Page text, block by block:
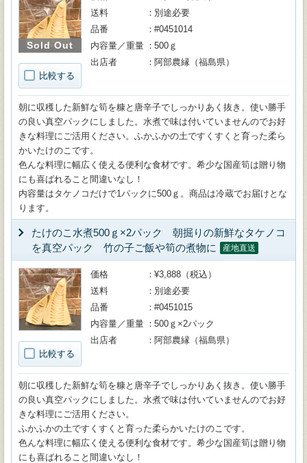
Sold Out
比較する
送料
別途必要
品番
#0451014
内容量／重量
500ｇ
出店者
阿部農縁（福島県）
朝に収穫した新鮮な筍を糠と唐辛子でしっかりあく抜き。使い勝手
の良い真空パックにしました。水煮で味は付いていませんのでお好
きな料理にご活用ください。ふかふかの土ですくすくと育った柔ら
かいたけのこです。
色んな料理に幅広く使える便利な食材です。希少な国産筍は贈り物
にも喜ばれること間違いなし！
内容量はタケノコだけで1パックに500ｇ。商品は冷蔵でお届けとな
ります。
たけのこ水煮500ｇ×2パック 朝掘りの新鮮なタケノコ
を真空パック 竹の子ご飯や筍の煮物に
産地直送
比較する
価格
¥3,888（税込）
送料
別途必要
品番
#0451015
内容量／重量
500ｇ×2パック
出店者
阿部農縁（福島県）
朝に収穫した新鮮な筍を糠と唐辛子でしっかりあく抜き。使い勝手
の良い真空パックにしました。水煮で味は付いていませんのでお好
きな料理にご活用ください。
ふかふかの土ですくすくと育った柔らかいたけのこです。
色んな料理に幅広く使える便利な食材です。希少な国産筍は贈り物
にも喜ばれること間違いなし！